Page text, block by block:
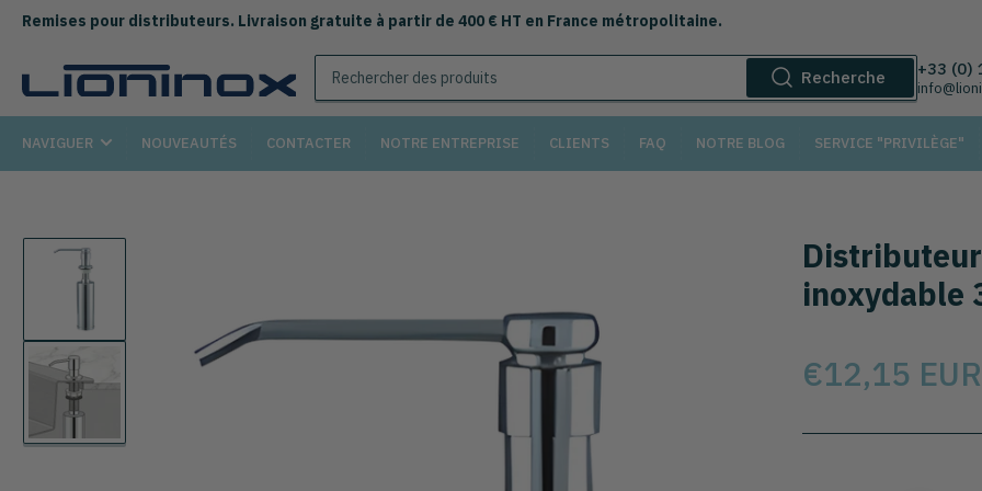
Remises pour distributeurs. Livraison gratuite à partir de 400 € HT en France métropolitaine.
Rechercher
des
produits
Recherche +33 (0)
NAVIGUER NOUVEAUTÉS CONTACTER NOTRE ENTREPRISE CLIENTS FAQ NOTRE BLOG SERVICE "PRIVILÈGE"
la
photo
1
à
la
galerie
Chargement
de
la
inoxydable
Prix
€12,15 EUR